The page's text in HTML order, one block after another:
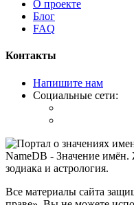
О проекте
Блог
FAQ
Контакты
Напишите нам
Социальные сети:
NameDB - Значение
зодиака и астрология.
Все материалы сайта